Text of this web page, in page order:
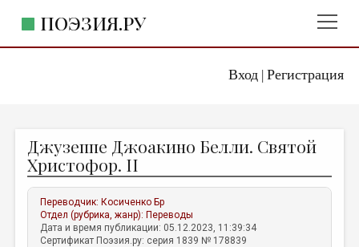
Вход| Регистрация
ПОЭЗИЯ.РУ
ЖАНРЫ
АВТОРЫ
КОММЕНТАРИИ
ЛИТСАЛОН
Джузеппе Джоакино Белли. Святой
Христофор. II
Переводчик: Косиченко Бр
Отдел (рубрика, жанр): Переводы
Дата и время публикации: 05.12.2023, 11:39:34
Сертификат Поэзия.ру: серия 1839 № 178839